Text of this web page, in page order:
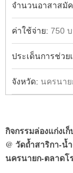
จำนวนอาสาสมั
ค่าใช้จ่าย: 750
ประเด็นการช่วย
จังหวัด: นครนาย
กิจกรรมล่องแก่งเ
@ วัดถ้ำสาริกา-
นครนายก-ตลาดโ